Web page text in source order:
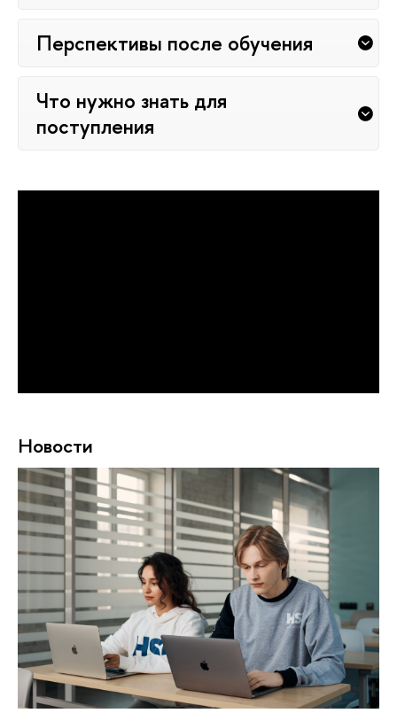
Перспективы после обучения
Что нужно знать для
поступления
Новости